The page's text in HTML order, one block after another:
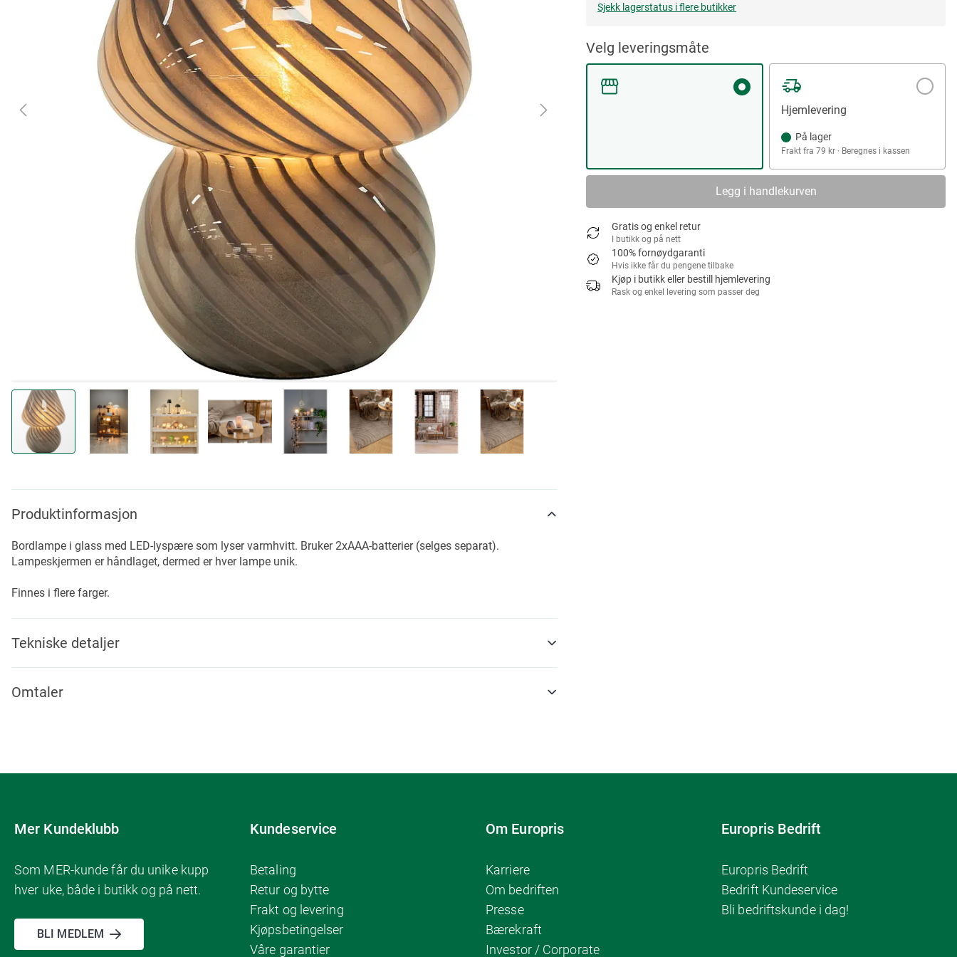
Sjekk lagerstatus i flere butikker
Velg leveringsmåte
Hjemlevering
På lager
Frakt fra 79 kr · Beregnes i kassen
Legg i handlekurven
Gratis og enkel retur
I butikk og på nett
100% fornøydgaranti
Hvis ikke får du pengene tilbake
Kjøp i butikk eller bestill hjemlevering
Rask og enkel levering som passer deg
the
beginning
the
images
gallery
Produktinformasjon
Bordlampe i glass med LED-lyspære som lyser varmhvitt. Bruker 2xAAA-batterier (selges separat).
Lampeskjermen er håndlaget, dermed er hver lampe unik.
Finnes i flere farger.
Tekniske detaljer
Omtaler
Mer Kundeklubb
Som MER-kunde får du unike kupp
hver uke, både i butikk og på nett.
BLI MEDLEM
Kundeservice
Betaling
Retur og bytte
Frakt og levering
Kjøpsbetingelser
Våre garantier
Om Europris
Karriere
Om bedriften
Presse
Bærekraft
Investor / Corporate
Europris Bedrift
Europris Bedrift
Bedrift Kundeservice
Bli bedriftskunde i dag!